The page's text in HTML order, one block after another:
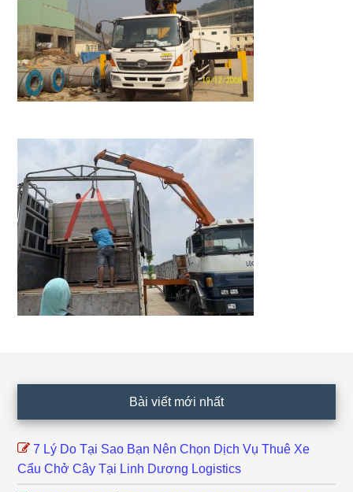
Bài viết mới nhất
7 Lý Do Tại Sao Bạn Nên Chọn Dịch Vụ Thuê Xe
Cẩu Chở Cây Tại Linh Dương Logistics